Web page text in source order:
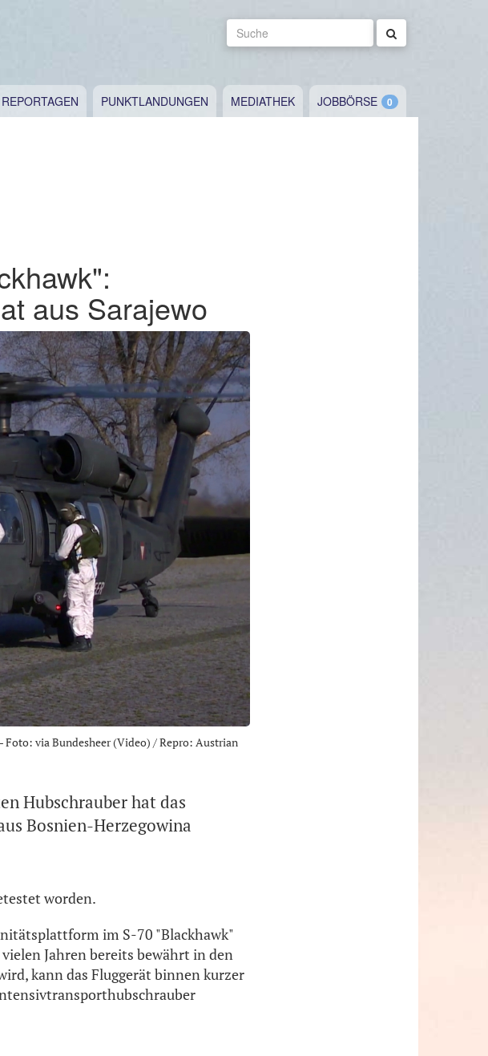
Suche
REPORTAGEN PUNKTLANDUNGEN MEDIATHEK JOBBÖRSE
aus Sarajewo
Foto: via Bundesheer (Video) / Repro: Austrian
Hubschrauber hat das
Bosnien-Herzegowina
worden.
im S-70 "Blackhawk"
Jahren bereits bewährt in den
kann das Fluggerät binnen kurzer